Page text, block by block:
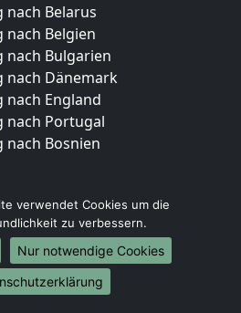
nach Belarus
nach Belgien
nach Bulgarien
nach Dänemark
nach England
nach Portugal
nach Bosnien
nach Lettland
nach Zypern
nach Kroatien
nach Estland
nach Finnland
verwendet Cookies um die
zu verbessern.
Nur notwendige Cookies